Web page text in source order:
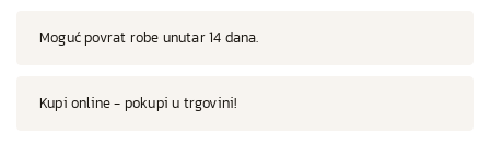
Moguć povrat robe unutar 14 dana.
Kupi online - pokupi u trgovini!